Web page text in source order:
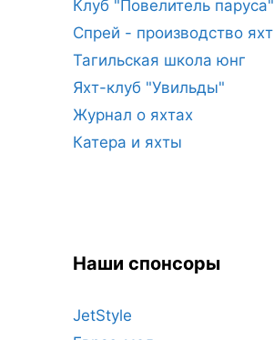
Клуб "Повелитель паруса"
Спрей - производство яхт
Тагильская школа юнг
Яхт-клуб "Увильды"
Журнал о яхтах
Катера и яхты
Наши спонсоры
JetStyle